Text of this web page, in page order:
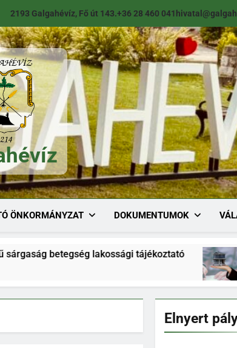
2193 Galgahévíz, Fő út 143.+36 28 460 041
ÖNKORMÁNYZAT DOKUMENTUMOK
lakossági tájékoztató
Elnyert